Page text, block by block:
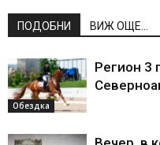
ПОДОБНИ ВИЖ ОЩЕ...
Обездка
Регион 3